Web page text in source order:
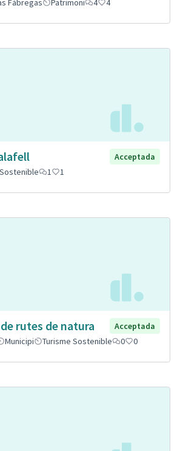
Fàbregas
Patrimoni 4 4
Acceptada
1 1
rutes de natura
Acceptada
Municipi Turisme Sostenible 0 0